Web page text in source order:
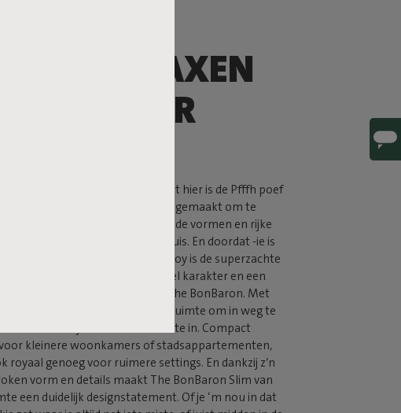
RELAXEN
'N SLANKER
dag tegen saaie zitplekken, want hier is de Pfffh poef
boucléstof. Zacht, stijlvol én gemaakt om te
van het goede leven. Met z’n ronde vormen en rijke
deze poef direct sfeer in huis. En doordat -ie is
met The BonBaron Slim van Fatboy is de superzachte
met 'n opvallend comfortabel karakter en een
silhouet dan z’n originele broer: The BonBaron. Met
breedte biedt -ie volop ruimte om in weg te
maar neemt hij nooit te veel ruimte in. Compact
kleinere woonkamers of stadsappartementen,
royaal genoeg voor ruimere settings. En dankzij z’n
vorm en details maakt The BonBaron Slim van
een duidelijk designstatement. Of je ‘m nou in dat